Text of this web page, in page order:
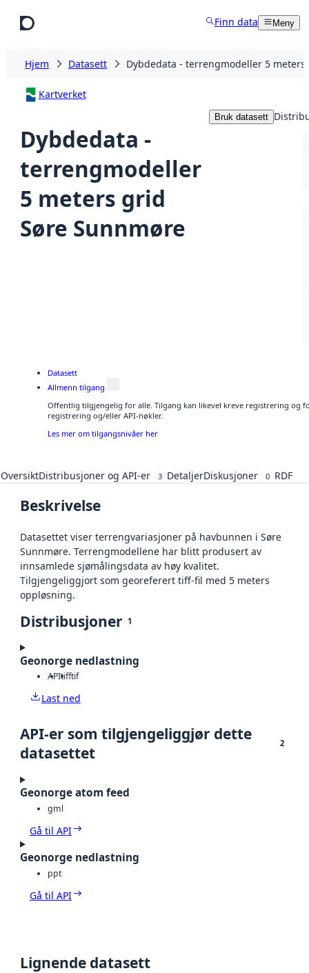
Finn data Meny
Hjem Datasett Dybdedata - terrengmodeller 5
Kartverket
Dybdedata -
terrengmodeller
5 meters grid
Søre Sunnmøre
Bruk datasett
Datasett
Allmenn tilgang
Offentlig tilgjengelig for alle. Tilgang kan likevel kreve registrering og
registrering og/eller API-nøkler.
Les mer om tilgangsnivåer her
OversiktDistribusjoner og API-er 3 DetaljerDiskusjoner 0 RDF
Beskrivelse
Datasettet viser terrengvariasjoner på havbunnen i Søre
Sunnmøre. Terrengmodellene har blitt produsert av
innsamlede sjømålingsdata av høy kvalitet.
Tilgjengeliggjort som georeferert tiff-fil med 5 meters
oppløsning.
Distribusjoner 1
Geonorge nedlastning
APItifftif
Last ned
API-er som tilgjengeliggjør dette
datasettet
2
Geonorge atom feed
gml
Gå til API
Geonorge nedlastning
ppt
Gå til API
Lignende datasett